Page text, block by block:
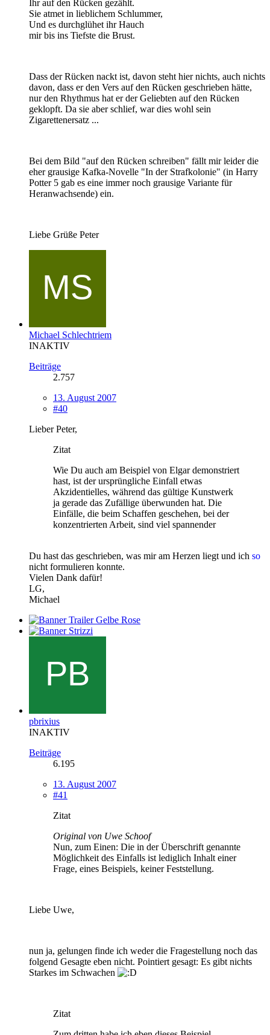
Ihr auf den Rücken gezählt.
Sie atmet in lieblichem Schlummer,
Und es durchglühet ihr Hauch
mir bis ins Tiefste die Brust.
Dass der Rücken nackt ist, davon steht hier nichts, auch nichts
davon, dass er den Vers auf den Rücken geschrieben hätte,
nur den Rhythmus hat er der Geliebten auf den Rücken
geklopft. Da sie aber schlief, war dies wohl sein
Zigarettenersatz ...
Bei dem Bild "auf den Rücken schreiben" fällt mir leider die
eher grausige Kafka-Novelle "In der Strafkolonie" (in Harry
Potter 5 gab es eine immer noch grausige Variante für
Heranwachsende) ein.
Liebe Grüße Peter
Michael Schlechtriem
INAKTIV
Beiträge
2.757
13. August 2007
#40
Lieber Peter,
Zitat
Wie Du auch am Beispiel von Elgar demonstriert
hast, ist der ursprüngliche Einfall etwas
Akzidentielles, während das gültige Kunstwerk
ja gerade das Zufällige überwunden hat. Die
Einfälle, die beim Schaffen geschehen, bei der
konzentrierten Arbeit, sind viel spannender
Du hast das geschrieben, was mir am Herzen liegt und ich so
nicht formulieren konnte.
Vielen Dank dafür!
LG,
Michael
pbrixius
INAKTIV
Beiträge
6.195
13. August 2007
#41
Zitat
Original von Uwe Schoof
Nun, zum Einen: Die in der Überschrift genannte
Möglichkeit des Einfalls ist lediglich Inhalt einer
Frage, eines Beispiels, keiner Feststellung.
Liebe Uwe,
nun ja, gelungen finde ich weder die Fragestellung noch das
folgend Gesagte eben nicht. Pointiert gesagt: Es gibt nichts
Starkes im Schwachen
Zitat